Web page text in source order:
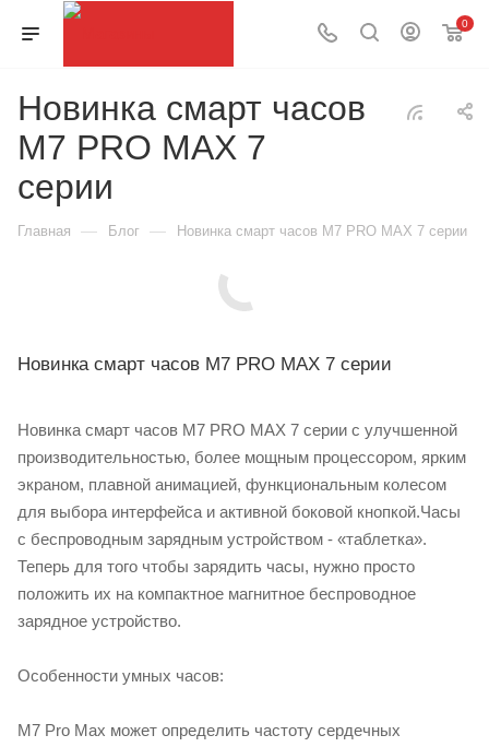
0
Новинка смарт часов
M7 PRO MAX 7
серии
Главная — Блог — Новинка смарт часов M7 PRO MAX 7 серии
Новинка смарт часов M7 PRO MAX 7 серии
Новинка смарт часов M7 PRO MAX 7 серии с улучшенной
производительностью, более мощным процессором, ярким
экраном, плавной анимацией, функциональным колесом
для выбора интерфейса и активной боковой кнопкой.Часы
с беспроводным зарядным устройством - «таблетка».
Теперь для того чтобы зарядить часы, нужно просто
положить их на компактное магнитное беспроводное
зарядное устройство.
Особенности умных часов:
M7 Pro Max может определить частоту сердечных